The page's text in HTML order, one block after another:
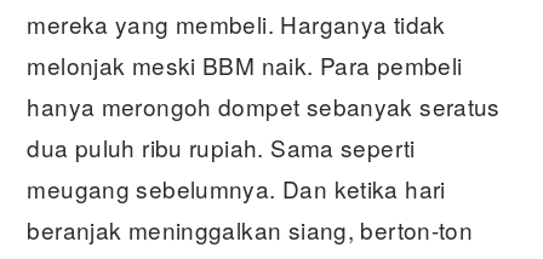
mereka yang membeli. Harganya tidak
melonjak meski BBM naik. Para pembeli
hanya merongoh dompet sebanyak seratus
dua puluh ribu rupiah. Sama seperti
meugang sebelumnya. Dan ketika hari
beranjak meninggalkan siang, berton-ton